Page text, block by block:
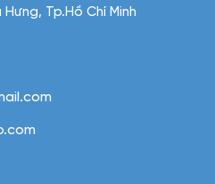
Tp.Hồ Chí Minh